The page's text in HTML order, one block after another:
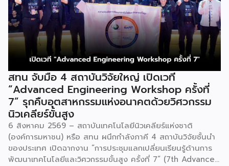
สทน จับมือ 4 สถาบันวิจัยใหญ่ เปิดเวที
“Advanced Engineering Workshop ครั้งที่
7” รุกคืบอุตสาหกรรมแห่งอนาคตด้วยวิศวกรรม
นิวเคลียร์ขั้นสูง
6 สิงหาคม 2569 – สถาบันเทคโนโลยีนิวเคลียร์แห่งชาติ
(องค์การมหาชน) หรือ สทน ผนึกกำลังภาคี 4 สถาบันวิจัยชั้นนำ
ของประเทศ เปิดฉากงาน “การประชุมแลกเปลี่ยนเรียนรู้ด้านการ
พัฒนาเทคโนโลยีและวิศวกรรมขั้นสูง ครั้งที่ 7” (7th Advanced